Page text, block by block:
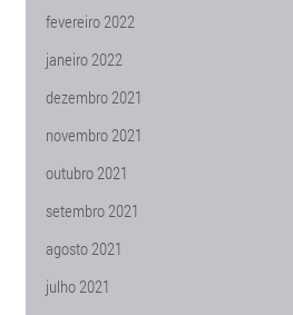
fevereiro 2022
janeiro 2022
dezembro 2021
novembro 2021
outubro 2021
setembro 2021
agosto 2021
julho 2021